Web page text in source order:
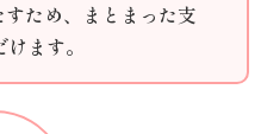
ため、まとまった支
ます。